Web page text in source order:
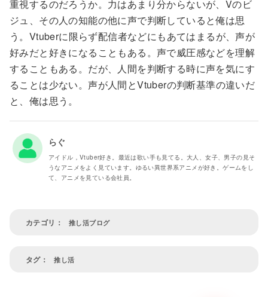
重視するのだろうか。力はあまり分からないが、Vのビ
ジュ、その人の知能の他に声で判断していると俺は思
う。Vtuberに限らず配信者などにもあてはまるが、声が
好みだと好きになることもある。声で威圧感などを理解
することもある。だが、人間を判断する時に声を気にす
ることは少ない。声が人間とVtuberの判断基準の違いだ
と、俺は思う。
らぐ
アイドル，Vtuber好き。最近は歌い手も見てる。大人、女子、男子の見そ
うなアニメをよく見ています。ゆるい異世界系アニメが好き。ゲームをし
て、アニメを見ている会社員。
推し活ブログ
推し活